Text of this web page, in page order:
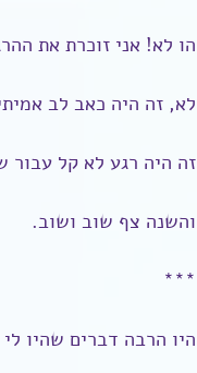
הו לא! אני זוכרת את
לא, זה היה כאב לב
זה היה רגע לא קל עבור
והשנה צף שוב ושוב.
***
היו הרבה דברים שהיו